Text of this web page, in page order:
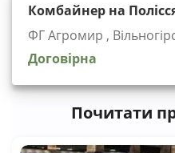
Комбайнер на
ФГ Агромир ,
Договірна
Почитати